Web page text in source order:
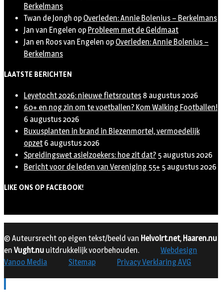
Berkelmans
Twan de Jongh op Overleden: Annie Bolenius – Berkelmans
Jan van Engelen op Probleem met de Geldmaat
Jan en Roos van Engelen op Overleden: Annie Bolenius –
Berkelmans
LAATSTE BERICHTEN
Leyetocht 2026: nieuwe fietsroutes 8 augustus 2026
60+ en nog zin om te voetballen? Kom Walking Footballen!
6 augustus 2026
Buxusplanten in brand in Biezenmortel, vermoedelijk
opzet 6 augustus 2026
Spreidingswet asielzoekers: hoe zit dat? 5 augustus 2026
Bericht voor de leden van Vereniging 55+ 5 augustus 2026
LIKE ONS OP FACEBOOK!
© Auteursrecht op eigen tekst/beeld van Helvoirt.net, Haaren.nu
en Vught.nu uitdrukkelijk voorbehouden.
Webdesign
Vanoo Media
Sitemap Privacy Verklaring AVG